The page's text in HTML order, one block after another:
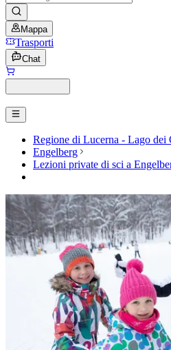
Mappa
Trasporti
Chat
Regione di Lucerna - Lago dei
Engelberg
Lezioni private di sci a